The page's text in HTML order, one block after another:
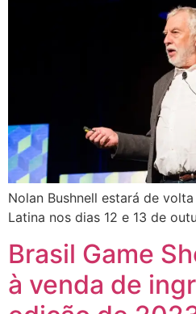
Nolan Bushnell estará de
Latina nos dias 12 e 13 de
Brasil Game
à venda de